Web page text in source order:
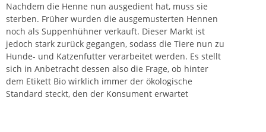
Nachdem die Henne nun ausgedient hat, muss sie
sterben. Früher wurden die ausgemusterten Hennen
noch als Suppenhühner verkauft. Dieser Markt ist
jedoch stark zurück gegangen, sodass die Tiere nun zu
Hunde- und Katzenfutter verarbeitet werden. Es stellt
sich in Anbetracht dessen also die Frage, ob hinter
dem Etikett Bio wirklich immer der ökologische
Standard steckt, den der Konsument erwartet